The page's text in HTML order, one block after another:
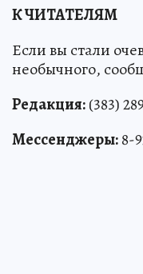
К ЧИТАТЕЛЯМ
Если вы стали
необычного,
Редакция:(383)
Мессенджеры:8-